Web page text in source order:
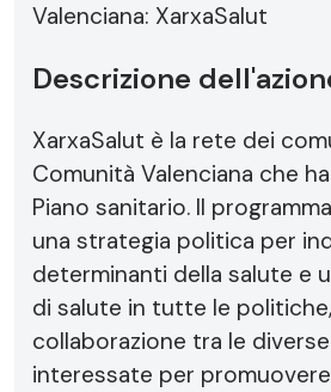
Valenciana: XarxaSalut
Descrizione
XarxaSalut è la rete dei
Comunità Valenciana che
Piano sanitario. Il
una strategia politica per
determinanti della salute e
di salute in tutte le
collaborazione tra le
interessate per promuovere